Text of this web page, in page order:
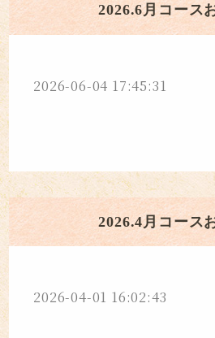
2026.6月コース
2026-06-04 17:45:31
2026.4月コース
2026-04-01 16:02:43